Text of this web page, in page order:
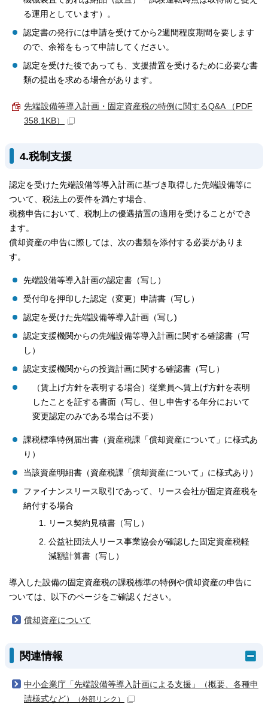
る運用としています）。
認定書の発行には申請を受けてから2週間程度期間を要します
ので、余裕をもって申請してください。
認定を受けた後であっても、支援措置を受けるために必要な書
類の提出を求める場合があります。
先端設備等導入計画・固定資産税の特例に関するQ&A （PDF
358.1KB）
4.税制支援
認定を受けた先端設備等導入計画に基づき取得した先端設備等に
ついて、税法上の要件を満たす場合、
税務申告において、税制上の優遇措置の適用を受けることができ
ます。
償却資産の申告に際しては、次の書類を添付する必要がありま
す。
先端設備等導入計画の認定書（写し）
受付印を押印した認定（変更）申請書（写し）
認定を受けた先端設備等導入計画（写し)
認定支援機関からの先端設備等導入計画に関する確認書（写
し）
認定支援機関からの投資計画に関する確認書（写し）
（賃上げ方針を表明する場合）従業員へ賃上げ方針を表明
したことを証する書面（写し、但し申告する年分において
変更認定のみである場合は不要）
課税標準特例届出書（資産税課「償却資産について」に様式あ
り）
当該資産明細書（資産税課「償却資産について」に様式あり）
ファイナンスリース取引であって、リース会社が固定資産税を
納付する場合
リース契約見積書（写し）
公益社団法人リース事業協会が確認した固定資産税軽
減額計算書（写し）
導入した設備の固定資産税の課税標準の特例や償却資産の申告に
ついては、以下のページをご確認ください。
償却資産について
関連情報
中小企業庁「先端設備等導入計画による支援」（概要、各種申
請様式など）
（外部リンク）